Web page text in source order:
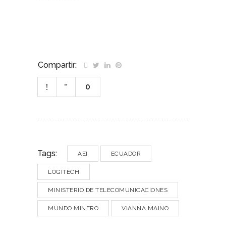
Compartir:
0
Tags: AEI ECUADOR
LOGITECH
MINISTERIO DE TELECOMUNICACIONES
MUNDO MINERO VIANNA MAINO